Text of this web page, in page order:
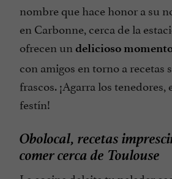
nombre que hace honor a su
en Carbonne, cerca de la
ofrecen un delicioso
con amigos en torno a recetas
frascos. ¡Agarra los tenedores,
festín!
Obolocal, recetas
comer cerca de Toulouse